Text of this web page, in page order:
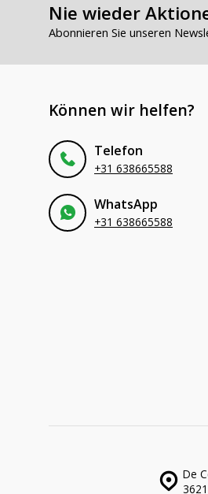
Nie wieder
Abonnieren Sie unseren
Können wir helfen?
Telefon
+31 638665588
WhatsApp
+31 638665588
De